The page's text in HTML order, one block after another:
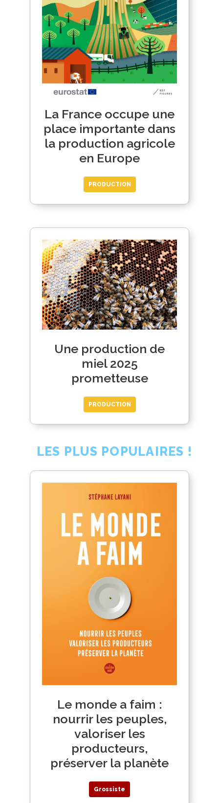
La France occupe une
place importante dans
la production agricole
en Europe
PRODUCTION
Une production de
miel 2025
prometteuse
PRODUCTION
LES PLUS POPULAIRES !
Le monde a faim :
nourrir les peuples,
valoriser les
producteurs,
préserver la planète
Grossiste